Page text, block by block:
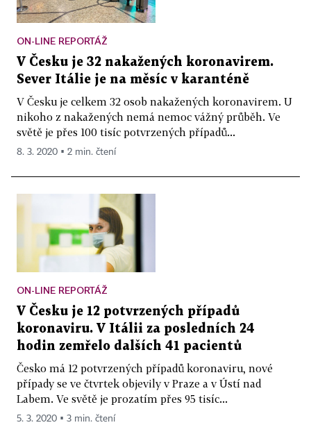
ON-LINE REPORTÁŽ
V Česku je 32 nakažených koronavirem.
Sever Itálie je na měsíc v karanténě
V Česku je celkem 32 osob nakažených koronavirem. U
nikoho z nakažených nemá nemoc vážný průběh. Ve
světě je přes 100 tisíc potvrzených případů...
8. 3. 2020 ▪ 2 min. čtení
ON-LINE REPORTÁŽ
V Česku je 12 potvrzených případů
koronaviru. V Itálii za posledních 24
hodin zemřelo dalších 41 pacientů
Česko má 12 potvrzených případů koronaviru, nové
případy se ve čtvrtek objevily v Praze a v Ústí nad
Labem. Ve světě je prozatím přes 95 tisíc...
5. 3. 2020 ▪ 3 min. čtení